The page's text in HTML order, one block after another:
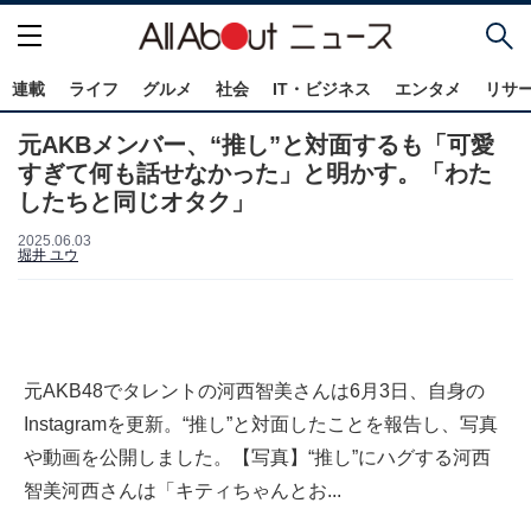
連載 ライフ グルメ 社会 IT・ビジネス エンタメ リサ
元AKBメンバー、“推し”と対面するも「可愛
すぎて何も話せなかった」と明かす。「わた
したちと同じオタク」
2025.06.03
堀井 ユウ
元AKB48でタレントの河西智美さんは6月3日、自身の
Instagramを更新。“推し”と対面したことを報告し、写真
や動画を公開しました。【写真】“推し”にハグする河西
智美河西さんは「キティちゃんとお...